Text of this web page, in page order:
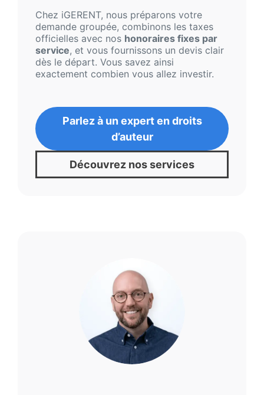
Chez iGERENT, nous préparons votre
demande groupée, combinons les taxes
officielles avec nos honoraires fixes par
service, et vous fournissons un devis clair
dès le départ. Vous savez ainsi
exactement combien vous allez investir.
Parlez à un expert en droits
d’auteur
Découvrez nos services